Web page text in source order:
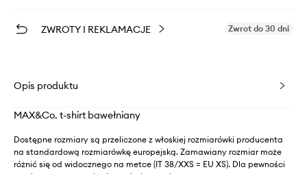
ZWROTY I REKLAMACJE Zwrot do 30 dni
Opis produktu
MAX&Co. t-shirt bawełniany
Dostępne rozmiary są przeliczone z włoskiej rozmiarówki producenta
na standardową rozmiarówkę europejską. Zamawiany rozmiar może
różnić się od widocznego na metce (IT 38/XXS = EU XS). Dla pewności